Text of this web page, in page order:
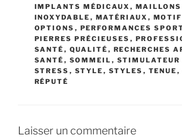
IMPLANTS MÉDICAUX , MAILLONS
INOXYDABLE , MATÉRIAUX ,
OPTIONS , PERFORMANCES
PIERRES PRÉCIEUSES ,
SANTÉ , QUALITÉ , RECHERCHES
SANTÉ , SOMMEIL , STIMULATEUR
STRESS , STYLE , STYLES , TENUE ,
RÉPUTÉ
Laisser un commentaire